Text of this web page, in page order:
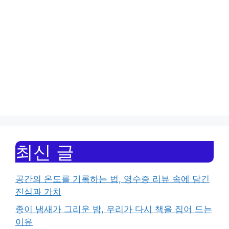
최신 글
공간의 온도를 기록하는 법, 영수증 리뷰 속에 담긴
진심과 가치
종이 냄새가 그리운 밤, 우리가 다시 책을 집어 드는
이유